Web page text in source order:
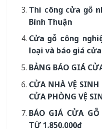
Thi công cửa gỗ
Bình Thuận
Cửa gỗ công
loại và báo giá
BẢNG BÁO GIÁ
CỬA NHÀ VỆ
CỬA PHÒNG VỆ
BÁO GIÁ CỬA
TỪ 1.850.000đ